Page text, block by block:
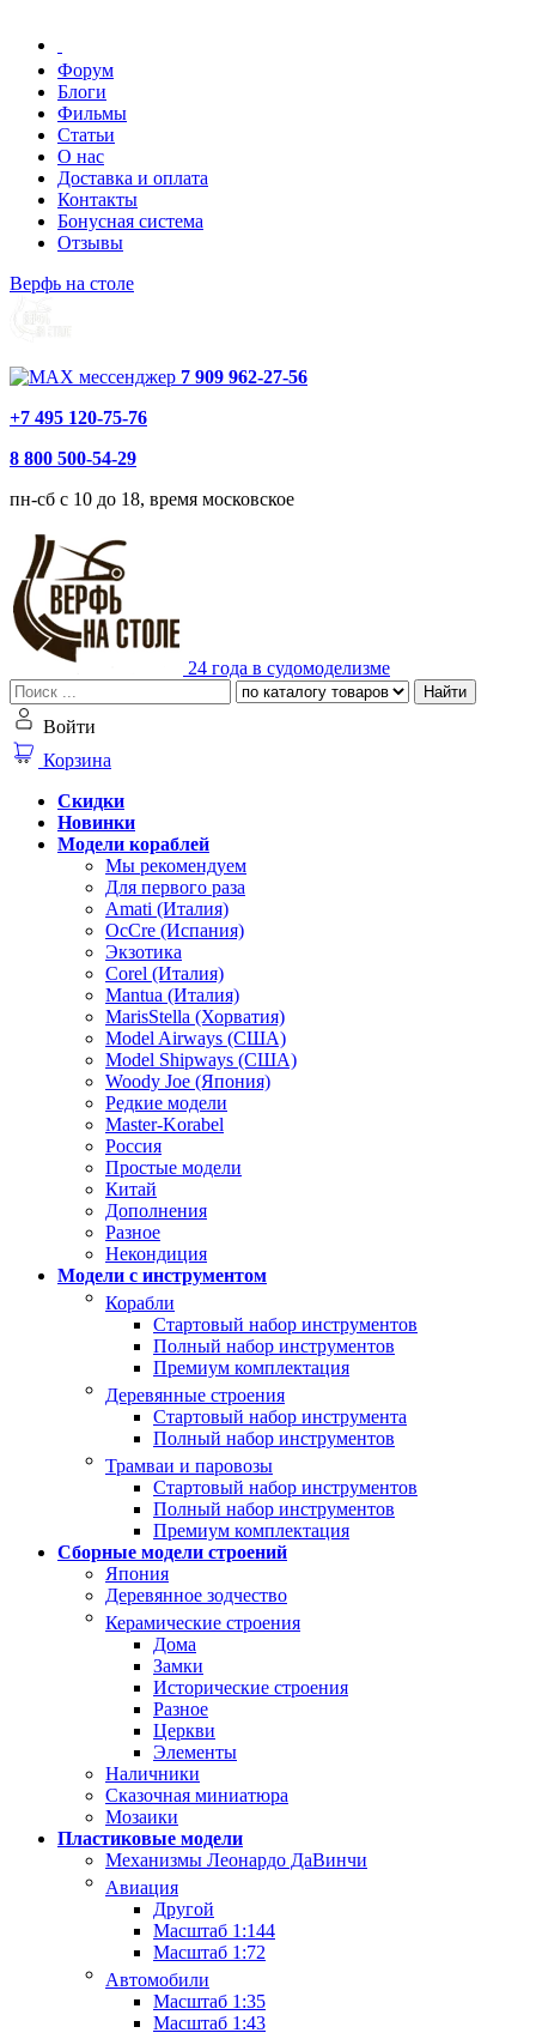
Форум
Блоги
Фильмы
Статьи
О нас
Доставка и оплата
Контакты
Бонусная система
Отзывы
Верфь на столе
7 909 962-27-56
+7 495 120-75-76
8 800 500-54-29
пн-сб с 10 до 18, время московское
24 года в судомоделизме
Найти
Войти
Корзина
Скидки
Новинки
Модели кораблей
Мы рекомендуем
Для первого раза
Amati (Италия)
OcCre (Испания)
Экзотика
Corel (Италия)
Mantua (Италия)
MarisStella (Хорватия)
Model Airways (США)
Model Shipways (США)
Woody Joe (Япония)
Редкие модели
Master-Korabel
Россия
Простые модели
Китай
Дополнения
Разное
Некондиция
Модели с инструментом
Корабли
Стартовый набор инструментов
Полный набор инструментов
Премиум комплектация
Деревянные строения
Стартовый набор инструмента
Полный набор инструментов
Трамваи и паровозы
Стартовый набор инструментов
Полный набор инструментов
Премиум комплектация
Сборные модели строений
Япония
Деревянное зодчество
Керамические строения
Дома
Замки
Исторические строения
Разное
Церкви
Элементы
Наличники
Сказочная миниатюра
Мозаики
Пластиковые модели
Механизмы Леонардо ДаВинчи
Авиация
Другой
Масштаб 1:144
Масштаб 1:72
Автомобили
Масштаб 1:35
Масштаб 1:43